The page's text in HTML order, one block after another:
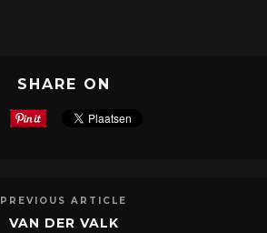
SHARE ON
PREVIOUS ARTICLE
VAN DER VALK